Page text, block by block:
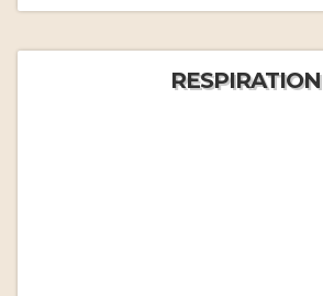
RESPIRATION